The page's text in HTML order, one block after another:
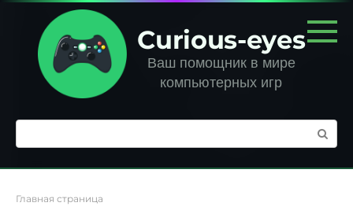
Перейти
контенту
Curious-eyes
Ваш помощник в мире
компьютерных игр
Поиск:
Главная страница